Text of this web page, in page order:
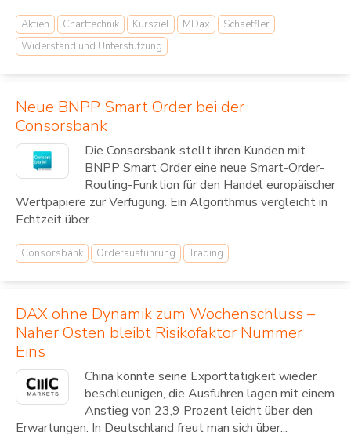
Aktien Charttechnik Kursziel MDax
Schaeffler
Widerstand und Unterstützung
Neue BNPP Smart Order bei der
Consorsbank
Die Consorsbank stellt ihren Kunden mit
BNPP Smart Order eine neue Smart-Order-
Routing-Funktion für den Handel europäischer
Wertpapiere zur Verfügung. Ein Algorithmus vergleicht in
Echtzeit über...
Consorsbank Orderausführung Trading
DAX ohne Dynamik zum Wochenschluss –
Naher Osten bleibt Risikofaktor Nummer
Eins
China konnte seine Exporttätigkeit wieder
beschleunigen, die Ausfuhren lagen mit einem
Anstieg von 23,9 Prozent leicht über den
Erwartungen. In Deutschland freut man sich über...